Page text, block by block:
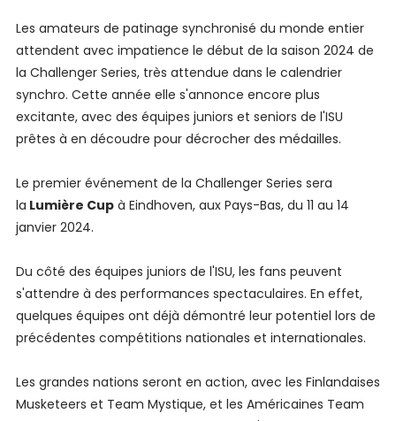
Les amateurs de patinage synchronisé du monde entier
attendent avec impatience le début de la saison 2024 de
la Challenger Series, très attendue dans le calendrier
synchro. Cette année elle s'annonce encore plus
excitante, avec des équipes juniors et seniors de l'ISU
prêtes à en découdre pour décrocher des médailles.
Le premier événement de la Challenger Series sera
la Lumière Cupà Eindhoven, aux Pays-Bas, du 11 au 14
janvier 2024.
Du côté des équipes juniors de l'ISU, les fans peuvent
s'attendre à des performances spectaculaires. En effet,
quelques équipes ont déjà démontré leur potentiel lors de
précédentes compétitions nationales et internationales.
Les grandes nations seront en action, avec les Finlandaises
Musketeers et Team Mystique, et les Américaines Team